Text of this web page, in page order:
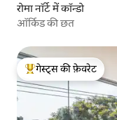
रोमा नॉर्टे में कॉन्डो
ऑर्किड की छत
गेस्ट्स का टॉप फ़ेवरेट
गेस्ट्स की फ़ेवरेट